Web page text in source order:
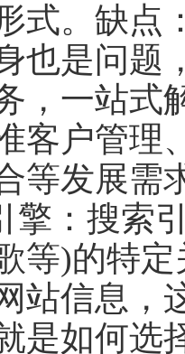
式。缺点
也是问题
，一站式
客户管理
等发展需
擎：搜索
等)的特
站信息，
是如何选